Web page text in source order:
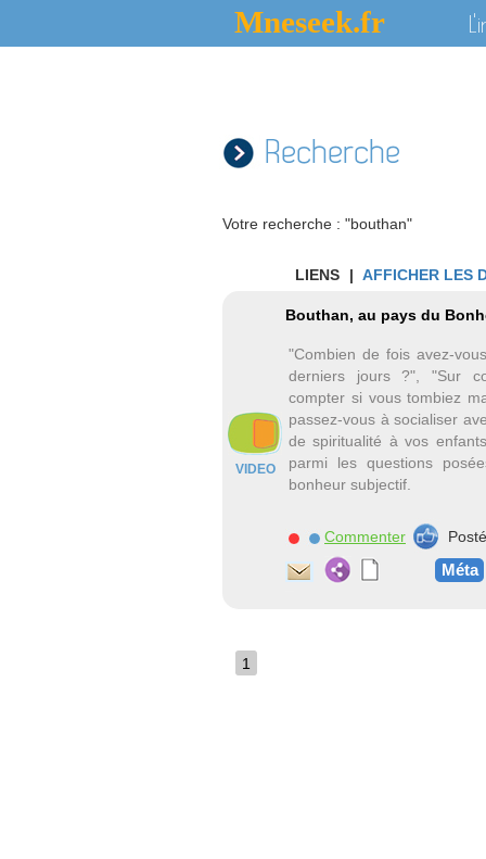
Mneseek.fr
Recherche
Votre recherche : "bouthan"
LIENS | AFFICHER LES
VIDEO
Bouthan, au pays du
"Combien de fois avez-
derniers jours ?", "Sur
compter si vous tombiez
passez-vous à socialiser
de spiritualité à vos
parmi les questions
bonheur subjectif.
Commenter
Méta
1